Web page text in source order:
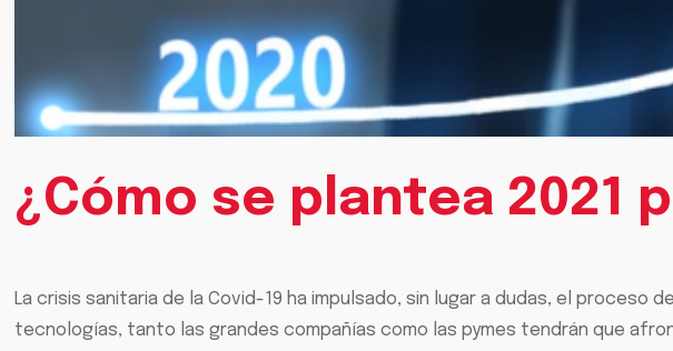
¿Cómo se plantea 2021
La crisis sanitaria de la Covid-19 ha impulsado, sin lugar a dudas, el
tecnologías, tanto las grandes compañías como las pymes tendrán que